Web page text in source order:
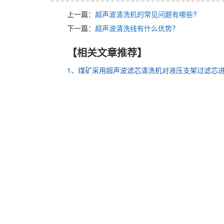
上一篇： 超声波清洗机的常见问题有哪些?
下一篇： 超声波清洗线有什么优势？
【相关文章推荐】
1、煤矿采用超声波滤芯清洗机对液压支架过滤芯